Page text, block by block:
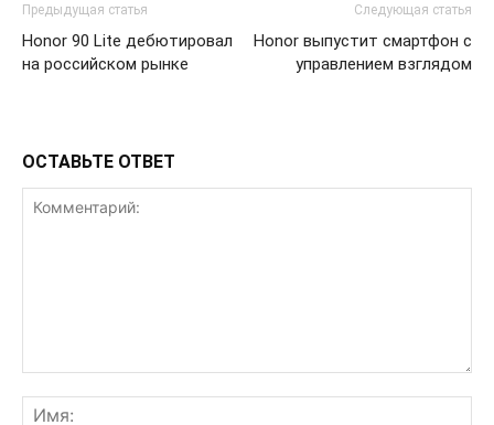
Предыдущая статья
Honor 90 Lite дебютировал
на российском рынке
Следующая статья
Honor выпустит смартфон с
управлением взглядом
ОСТАВЬТЕ ОТВЕТ